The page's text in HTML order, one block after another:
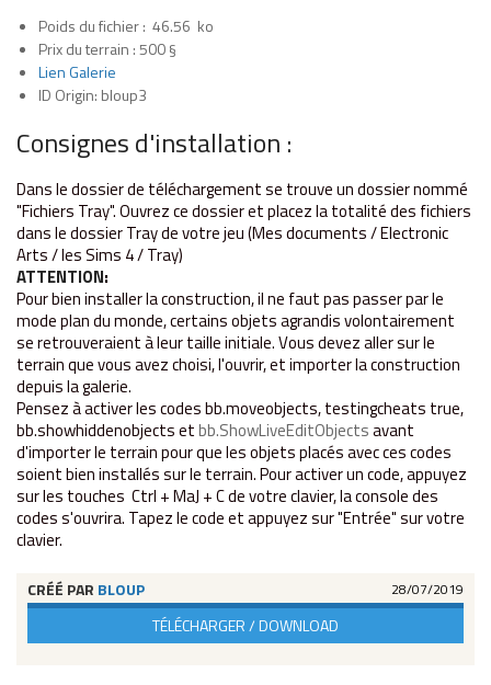
Poids du fichier : 46.56 ko
Prix du terrain : 500 §
Lien Galerie
ID Origin: bloup3
Consignes d'installation :
Dans le dossier de téléchargement se trouve un dossier nommé
"Fichiers Tray". Ouvrez ce dossier et placez la totalité des fichiers
dans le dossier Tray de votre jeu (Mes documents / Electronic
Arts / les Sims 4 / Tray)
ATTENTION:
Pour bien installer la construction, il ne faut pas passer par le
mode plan du monde, certains objets agrandis volontairement
se retrouveraient à leur taille initiale. Vous devez aller sur le
terrain que vous avez choisi, l'ouvrir, et importer la construction
depuis la galerie.
Pensez à activer les codes bb.moveobjects, testingcheats true,
bb.showhiddenobjects etbb.ShowLiveEditObjectsavant
d'importer le terrain pour que les objets placés avec ces codes
soient bien installés sur le terrain. Pour activer un code, appuyez
sur les touches Ctrl + MaJ + C de votre clavier, la console des
codes s'ouvrira. Tapez le code et appuyez sur "Entrée" sur votre
clavier.
CRÉÉ PAR BLOUP 28/07/2019
TÉLÉCHARGER / DOWNLOAD